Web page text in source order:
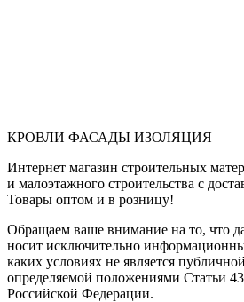
КРОВЛИ ФАСАДЫ ИЗОЛЯЦИЯ
Интернет магазин строительных
и малоэтажного строительства с
Товары оптом и в розницу!
Обращаем ваше внимание на то, что
носит исключительно
каких условиях не является
определяемой положениями Статьи
Российской Федерации.